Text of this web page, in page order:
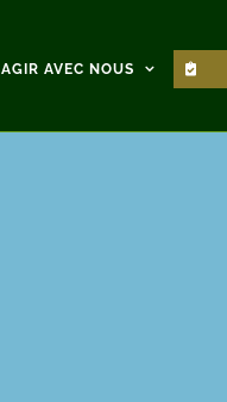
AGIR AVEC NOUS